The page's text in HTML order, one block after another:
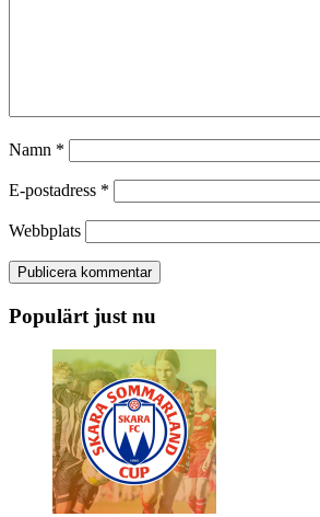
Namn *
E-postadress *
Webbplats
Populärt just nu